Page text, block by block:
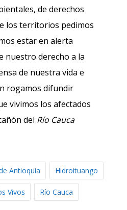
de derechos
los territorios pedimos
estar en alerta
nuestro derecho a la
de nuestra vida e
rogamos difundir
vivimos los afectados
del Río Cauca
Antioquia Hidroituango
Vivos Río Cauca